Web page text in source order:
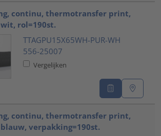
continu, thermotransfer print,
rol=190st.
TTAGPU15X65WH-PUR-WH
556-25007
Vergelijken
continu, thermotransfer print,
verpakking=190st.